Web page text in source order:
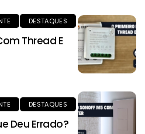
DESTAQUES
Thread E
DESTAQUES
Deu Errado?